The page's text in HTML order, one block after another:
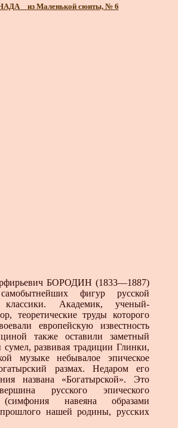
_ из Маленькой сюиты, № 6
БОРОДИН (1833—1887)
фигур русской
классики. Академик, ученый-
теоретические труды которого
европейскую известность
также оставили заметный
сумел, развивая традиции Глинки,
музыке небывалое эпическое
размах. Недаром его
названа «Богатырской». Это
русского эпического
навеяна образами
прошлого нашей родины, русских